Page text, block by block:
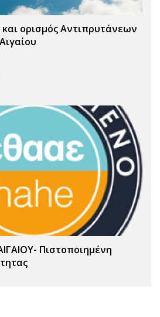
ορισμός Αντιπρυτάνεων
Πιστοποιημένη